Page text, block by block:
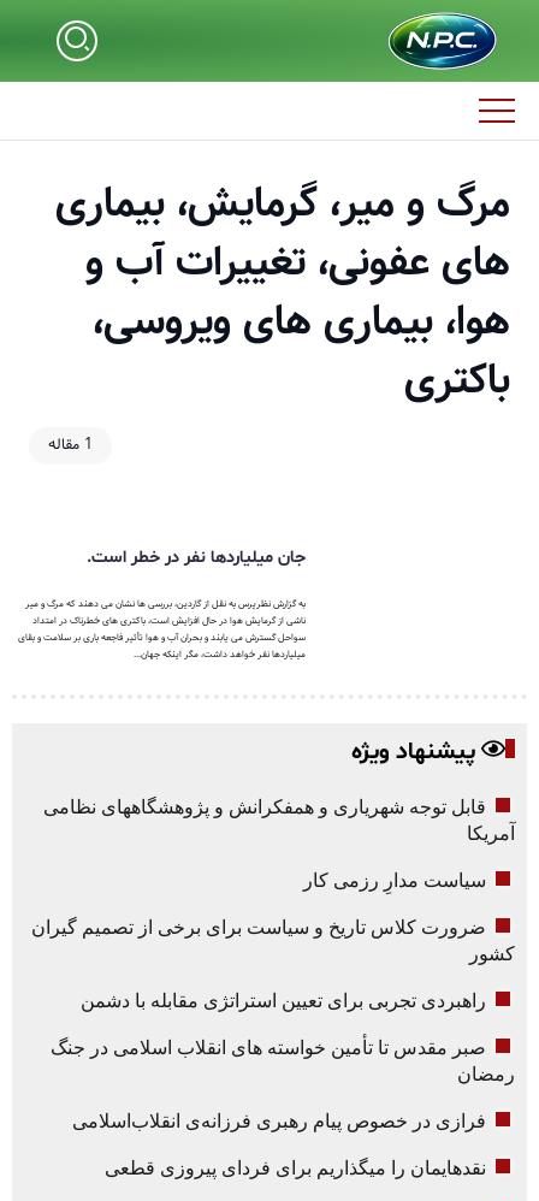
مرگ و میر، گرمایش، بیماری
های عفونی، تغییرات آب و
هوا، بیماری های ویروسی،
باکتری
1 مقاله
جان میلیاردها نفر در خطر است.
به گزارش نظرپرس به نقل از گاردین، بررسی ها نشان می دهند که مرگ و میر
ناشی از گرمایش هوا در حال افزایش است، باکتری های خطرناک در امتداد
سواحل گسترش می یابند و بحران آب و هوا تأثیر فاجعه باری بر سلامت و بقای
میلیاردها نفر خواهد داشت، مگر اینکه جهان...
پیشنهاد ویژه
قابل توجه شهریاری و همفکرانش و پژوهشگاههای نظامی
آمریکا
سیاست مدارِ رزمی کار
ضرورت کلاس تاریخ و سیاست برای برخی از تصمیم گیران
کشور
راهبردی تجربی برای تعیین استراتژی مقابله با دشمن
صبر مقدس تا تأمین خواسته های انقلاب اسلامی در جنگ
رمضان
فرازی در خصوص پیام رهبری فرزانه‌ی انقلاب‌اسلامی
نقدهایمان را میگذاریم برای فردای پیروزی قطعی